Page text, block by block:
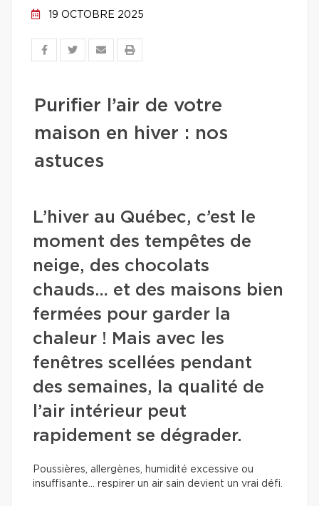
19 OCTOBRE 2025
Purifier l’air de votre
maison en hiver : nos
astuces
L’hiver au Québec, c’est le
moment des tempêtes de
neige, des chocolats
chauds… et des maisons bien
fermées pour garder la
chaleur ! Mais avec les
fenêtres scellées pendant
des semaines, la qualité de
l’air intérieur peut
rapidement se dégrader.
Poussières, allergènes, humidité excessive ou
insuffisante… respirer un air sain devient un vrai défi.